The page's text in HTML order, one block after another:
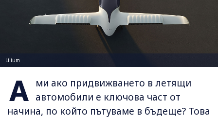
Lilium
А
ми ако придвижването в летящи
автомобили е ключова част от
начина, по който пътуваме в бъдеще? Това